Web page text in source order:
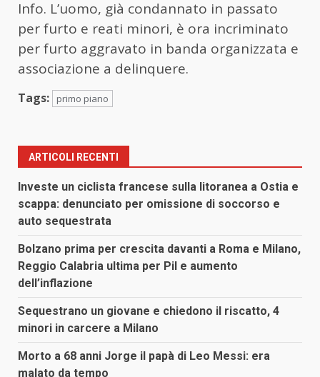
Info. L’uomo, già condannato in passato
per furto e reati minori, è ora incriminato
per furto aggravato in banda organizzata e
associazione a delinquere.
Tags: primo piano
ARTICOLI RECENTI
Investe un ciclista francese sulla litoranea a Ostia e
scappa: denunciato per omissione di soccorso e
auto sequestrata
Bolzano prima per crescita davanti a Roma e Milano,
Reggio Calabria ultima per Pil e aumento
dell’inflazione
Sequestrano un giovane e chiedono il riscatto, 4
minori in carcere a Milano
Morto a 68 anni Jorge il papà di Leo Messi: era
malato da tempo